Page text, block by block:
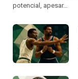
potencial, apesar…